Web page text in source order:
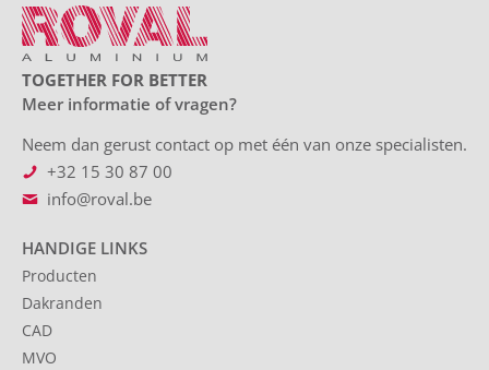
TOGETHER FOR BETTER
Meer informatie of vragen?
Neem dan gerust contact op met één van onze specialisten.
+32 15 30 87 00
info@roval.be
HANDIGE LINKS
Producten
Dakranden
CAD
MVO